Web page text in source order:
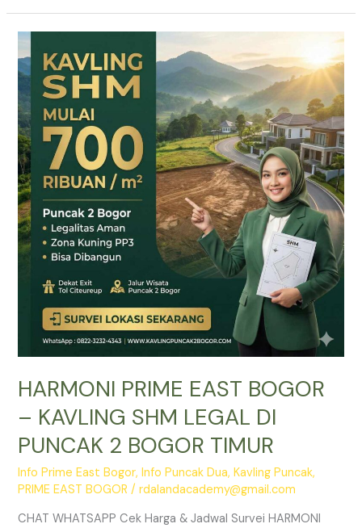
HARMONI PRIME EAST BOGOR
– KAVLING SHM LEGAL DI
PUNCAK 2 BOGOR TIMUR
Info Prime East Bogor,Info Puncak Dua,Kavling Puncak,
PRIME EAST BOGOR /rdalandacademy@gmail.com
CHAT WHATSAPP Cek Harga & Jadwal Survei HARMONI
HARMONI
PRIME
EAST
BOGOR
–
KAVLING
SHM
LEGAL
DI
PUNCAK
2
BOGOR